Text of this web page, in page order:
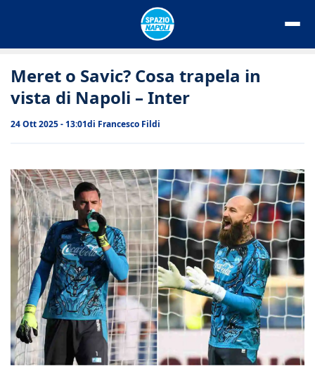
Meret o Savic? Cosa trapela in
vista di Napoli – Inter
24 Ott 2025 - 13:01di Francesco Fildi